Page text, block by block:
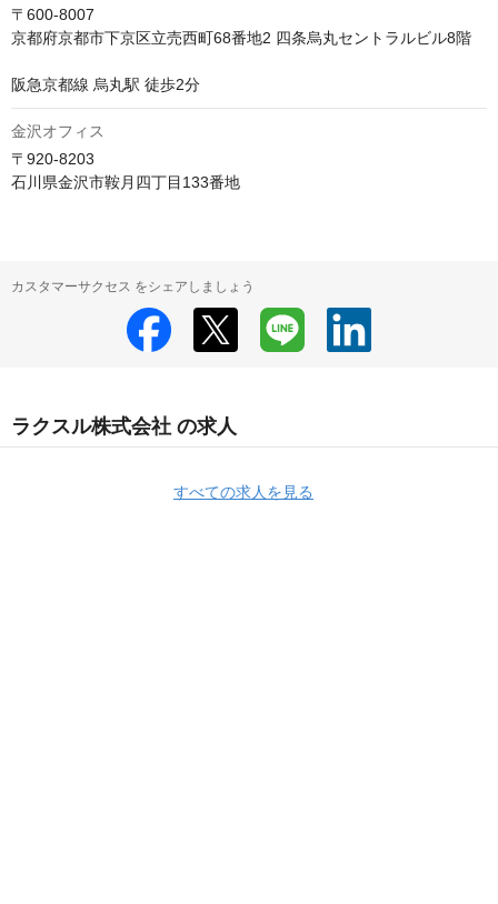
〒600-8007
京都府京都市下京区立売西町68番地2 四条烏丸セントラルビル8階
阪急京都線 烏丸駅 徒歩2分
金沢オフィス
〒920-8203
石川県金沢市鞍月四丁目133番地
カスタマーサクセス をシェアしましょう
ラクスル株式会社 の求人
すべての求人を見る